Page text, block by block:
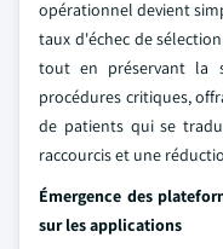
opérationnel devient
taux d'échec de
tout en préservant la
procédures critiques,
de patients qui se
raccourcis et une
Émergence des
sur les applications